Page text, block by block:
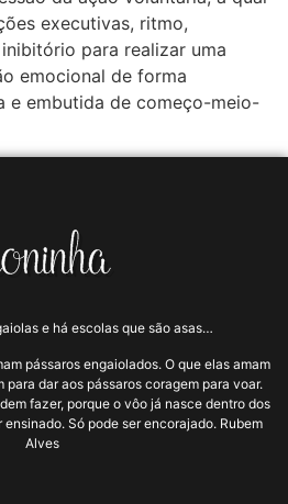
executivas, ritmo,
para realizar uma
emocional de forma
e embutida de começo-meio-
e há escolas que são asas…
pássaros engaiolados. O que elas amam
para dar aos pássaros coragem para voar.
fazer, porque o vôo já nasce dentro dos
Só pode ser encorajado. Rubem
Alves